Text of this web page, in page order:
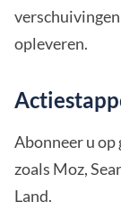
opleveren.
Abonneer u
zoals Moz,
Land.